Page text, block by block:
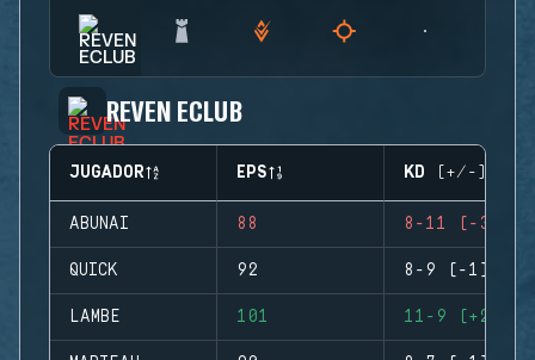
REVEN ECLUB
JUGADOR EPS KD (+/-)
ABUNAI 88 8-11 (-3)
QUICK 92 8-9 (-1)
LAMBE 101 11-9 (+2)